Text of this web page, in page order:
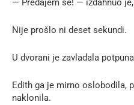
— Predajem se! — izdahnuo
Nije prošlo ni deset sekundi.
U dvorani je zavladala
Edith ga je mirno oslobodila,
naklonila.